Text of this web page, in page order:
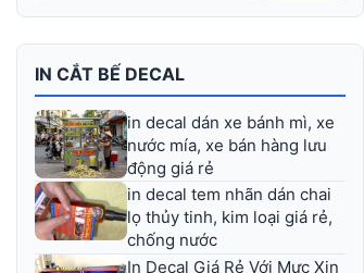
IN CẮT BẾ DECAL
in decal dán xe bánh mì, xe
nước mía, xe bán hàng lưu
động giá rẻ
in decal tem nhãn dán chai
lọ thủy tinh, kim loại giá rẻ,
chống nước
In Decal Giá Rẻ Với Mực Xịn